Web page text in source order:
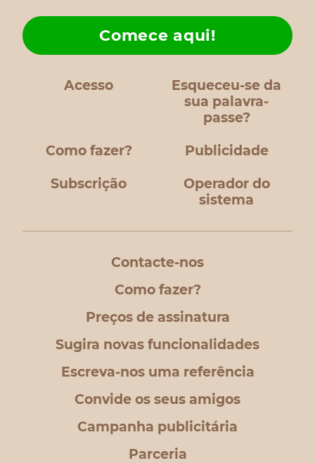
Acesso
Esqueceu-se da
sua palavra-
passe?
Como fazer?
Comece aqui!
Publicidade
Subscrição
Operador do
sistema
Contacte-nos
Como fazer?
Preços de assinatura
Sugira novas funcionalidades
Escreva-nos uma referência
Convide os seus amigos
Campanha publicitária
Parceria